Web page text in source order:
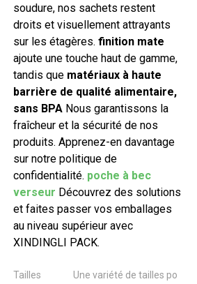
soudure, nos sachets restent
droits et visuellement attrayants
sur les étagères. finition mate
ajoute une touche haut de gamme,
tandis que matériaux à haute
barrière de qualité alimentaire,
sans BPANous garantissons la
fraîcheur et la sécurité de nos
produits. Apprenez-en davantage
sur notre politique de
confidentialité. poche à bec
verseur Découvrez des solutions
et faites passer vos emballages
au niveau supérieur avec
XINDINGLI PACK.
Tailles
Une variété de tailles po